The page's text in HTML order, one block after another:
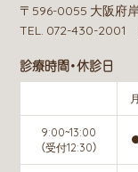
〒596-0055 大阪府
TEL. 072-430-2001
診療時間・休診日
月
9:00~13:00
（受付12:30）